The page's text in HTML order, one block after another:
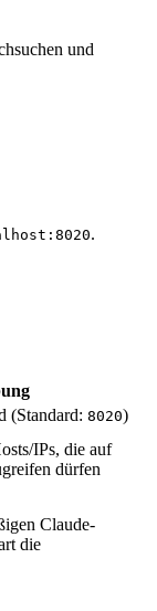
und
.
(Standard: 8020)
IPs, die auf
dürfen
Claude-
die